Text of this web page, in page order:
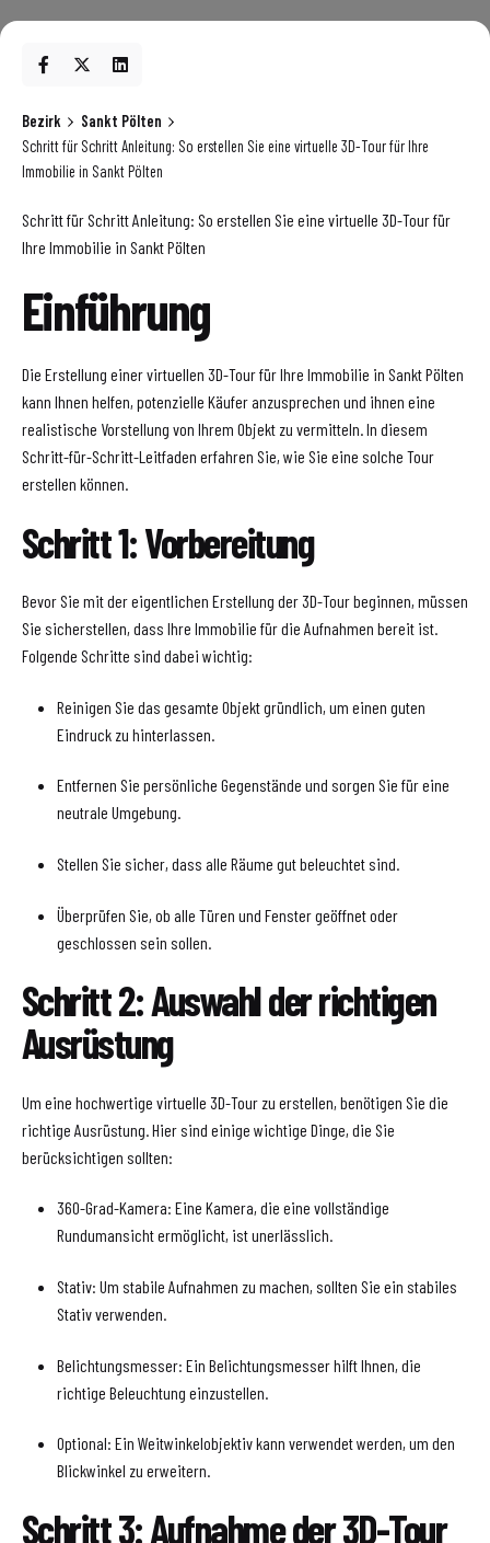
Bezirk
Sankt Pölten
Schritt für Schritt Anleitung: So erstellen Sie eine virtuelle 3D-Tour für Ihre
Immobilie in Sankt Pölten
Schritt für Schritt Anleitung: So erstellen Sie eine virtuelle 3D-Tour für
Ihre Immobilie in Sankt Pölten
Einführung
Die Erstellung einer virtuellen 3D-Tour für Ihre Immobilie in Sankt Pölten
kann Ihnen helfen, potenzielle Käufer anzusprechen und ihnen eine
realistische Vorstellung von Ihrem Objekt zu vermitteln. In diesem
Schritt-für-Schritt-Leitfaden erfahren Sie, wie Sie eine solche Tour
erstellen können.
Schritt 1: Vorbereitung
Bevor Sie mit der eigentlichen Erstellung der 3D-Tour beginnen, müssen
Sie sicherstellen, dass Ihre Immobilie für die Aufnahmen bereit ist.
Folgende Schritte sind dabei wichtig:
Reinigen Sie das gesamte Objekt gründlich, um einen guten
Eindruck zu hinterlassen.
Entfernen Sie persönliche Gegenstände und sorgen Sie für eine
neutrale Umgebung.
Stellen Sie sicher, dass alle Räume gut beleuchtet sind.
Überprüfen Sie, ob alle Türen und Fenster geöffnet oder
geschlossen sein sollen.
Schritt 2: Auswahl der richtigen
Ausrüstung
Um eine hochwertige virtuelle 3D-Tour zu erstellen, benötigen Sie die
richtige Ausrüstung. Hier sind einige wichtige Dinge, die Sie
berücksichtigen sollten:
360-Grad-Kamera: Eine Kamera, die eine vollständige
Rundumansicht ermöglicht, ist unerlässlich.
Stativ: Um stabile Aufnahmen zu machen, sollten Sie ein stabiles
Stativ verwenden.
Belichtungsmesser: Ein Belichtungsmesser hilft Ihnen, die
richtige Beleuchtung einzustellen.
Optional: Ein Weitwinkelobjektiv kann verwendet werden, um den
Blickwinkel zu erweitern.
Schritt 3: Aufnahme der 3D-Tour